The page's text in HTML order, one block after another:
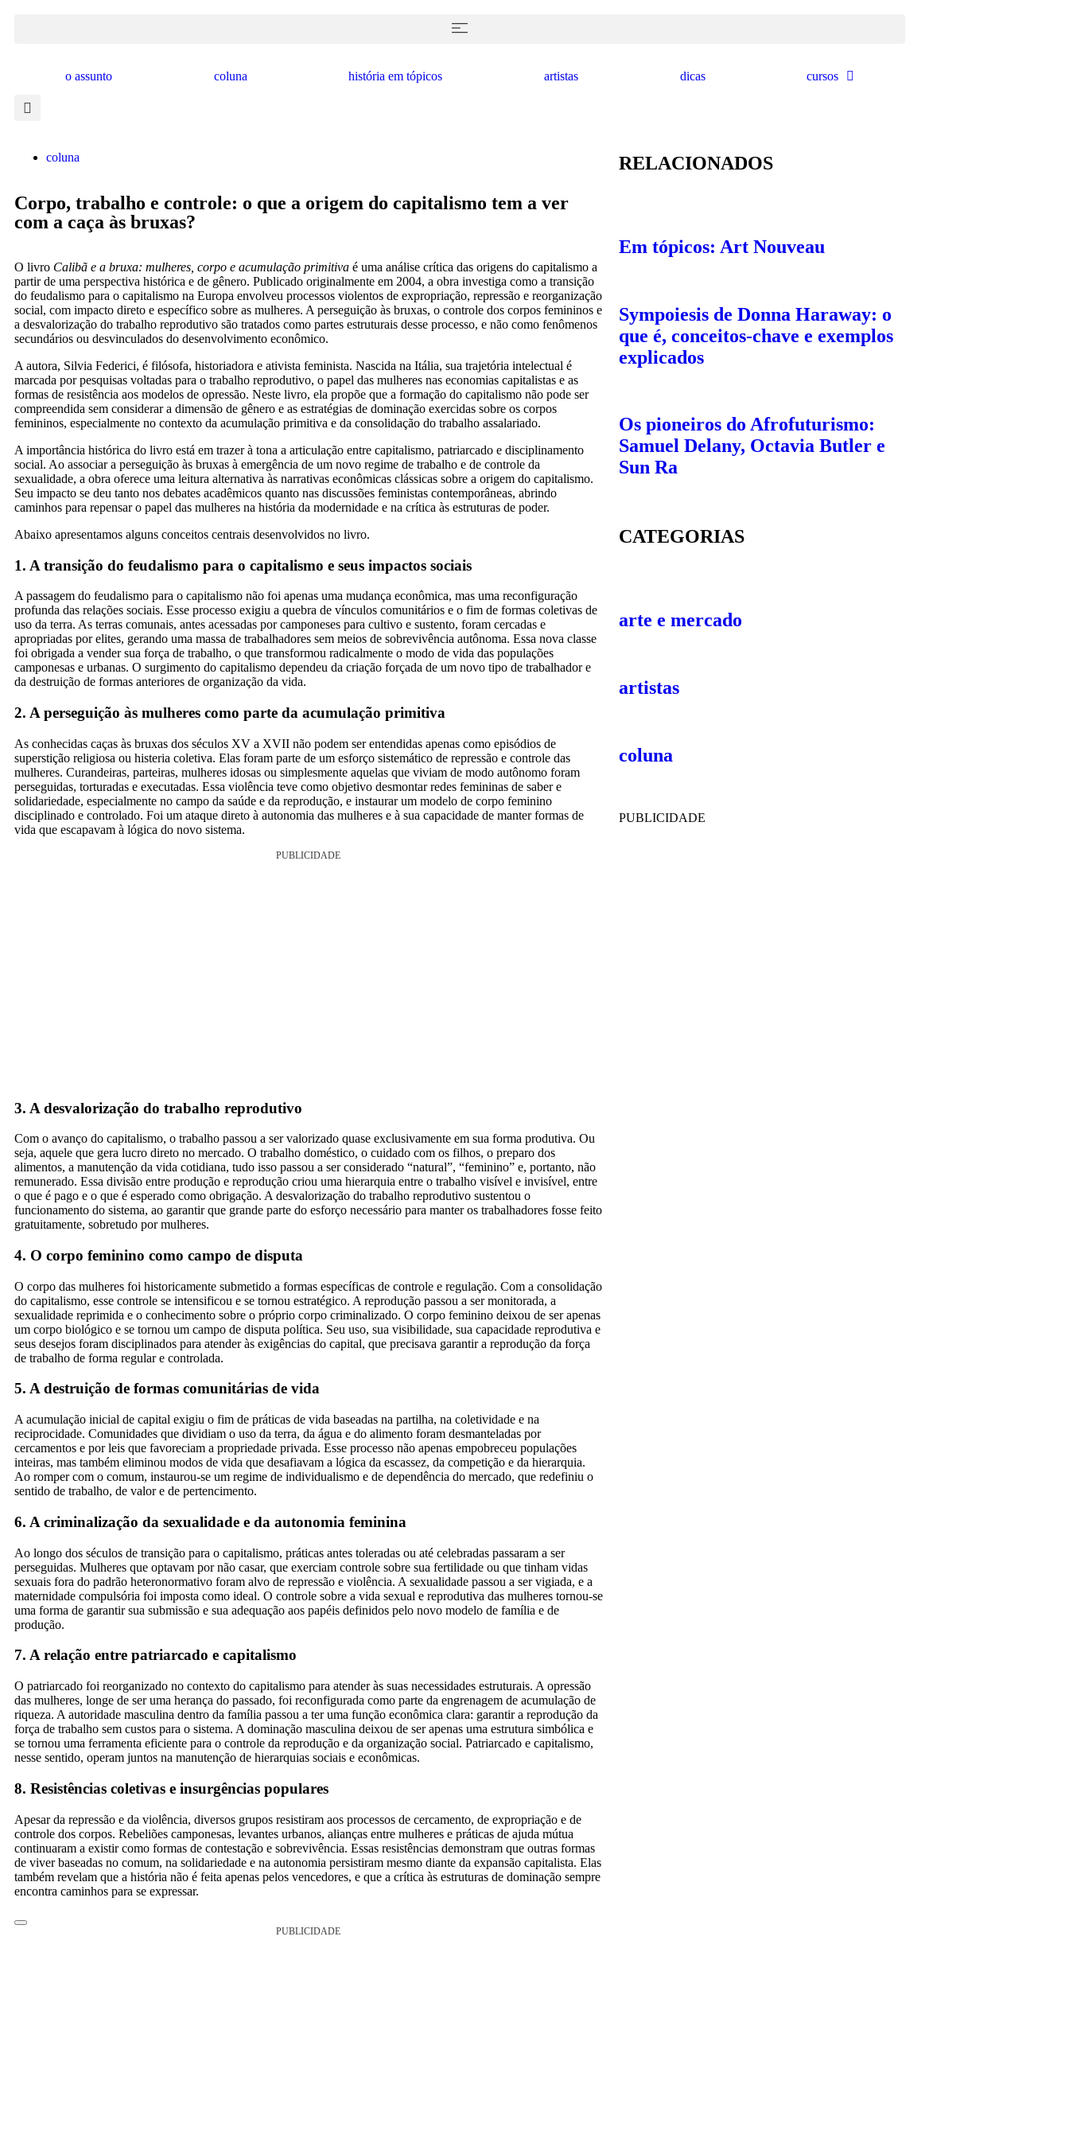
o assunto coluna história em tópicos artistas dicas cursos
coluna
Corpo, trabalho e controle: o que a origem do capitalismo tem a ver
com a caça às bruxas?
O livro Calibã e a bruxa: mulheres, corpo e acumulação primitiva é uma análise crítica das origens do capitalismo a
partir de uma perspectiva histórica e de gênero. Publicado originalmente em 2004, a obra investiga como a transição
do feudalismo para o capitalismo na Europa envolveu processos violentos de expropriação, repressão e reorganização
social, com impacto direto e específico sobre as mulheres. A perseguição às bruxas, o controle dos corpos femininos e
a desvalorização do trabalho reprodutivo são tratados como partes estruturais desse processo, e não como fenômenos
secundários ou desvinculados do desenvolvimento econômico.
A autora, Silvia Federici, é filósofa, historiadora e ativista feminista. Nascida na Itália, sua trajetória intelectual é
marcada por pesquisas voltadas para o trabalho reprodutivo, o papel das mulheres nas economias capitalistas e as
formas de resistência aos modelos de opressão. Neste livro, ela propõe que a formação do capitalismo não pode ser
compreendida sem considerar a dimensão de gênero e as estratégias de dominação exercidas sobre os corpos
femininos, especialmente no contexto da acumulação primitiva e da consolidação do trabalho assalariado.
A importância histórica do livro está em trazer à tona a articulação entre capitalismo, patriarcado e disciplinamento
social. Ao associar a perseguição às bruxas à emergência de um novo regime de trabalho e de controle da
sexualidade, a obra oferece uma leitura alternativa às narrativas econômicas clássicas sobre a origem do capitalismo.
Seu impacto se deu tanto nos debates acadêmicos quanto nas discussões feministas contemporâneas, abrindo
caminhos para repensar o papel das mulheres na história da modernidade e na crítica às estruturas de poder.
Abaixo apresentamos alguns conceitos centrais desenvolvidos no livro.
1. A transição do feudalismo para o capitalismo e seus impactos sociais
A passagem do feudalismo para o capitalismo não foi apenas uma mudança econômica, mas uma reconfiguração
profunda das relações sociais. Esse processo exigiu a quebra de vínculos comunitários e o fim de formas coletivas de
uso da terra. As terras comunais, antes acessadas por camponeses para cultivo e sustento, foram cercadas e
apropriadas por elites, gerando uma massa de trabalhadores sem meios de sobrevivência autônoma. Essa nova classe
foi obrigada a vender sua força de trabalho, o que transformou radicalmente o modo de vida das populações
camponesas e urbanas. O surgimento do capitalismo dependeu da criação forçada de um novo tipo de trabalhador e
da destruição de formas anteriores de organização da vida.
2. A perseguição às mulheres como parte da acumulação primitiva
As conhecidas caças às bruxas dos séculos XV a XVII não podem ser entendidas apenas como episódios de
superstição religiosa ou histeria coletiva. Elas foram parte de um esforço sistemático de repressão e controle das
mulheres. Curandeiras, parteiras, mulheres idosas ou simplesmente aquelas que viviam de modo autônomo foram
perseguidas, torturadas e executadas. Essa violência teve como objetivo desmontar redes femininas de saber e
solidariedade, especialmente no campo da saúde e da reprodução, e instaurar um modelo de corpo feminino
disciplinado e controlado. Foi um ataque direto à autonomia das mulheres e à sua capacidade de manter formas de
vida que escapavam à lógica do novo sistema.
PUBLICIDADE
3. A desvalorização do trabalho reprodutivo
Com o avanço do capitalismo, o trabalho passou a ser valorizado quase exclusivamente em sua forma produtiva. Ou
seja, aquele que gera lucro direto no mercado. O trabalho doméstico, o cuidado com os filhos, o preparo dos
alimentos, a manutenção da vida cotidiana, tudo isso passou a ser considerado “natural”, “feminino” e, portanto, não
remunerado. Essa divisão entre produção e reprodução criou uma hierarquia entre o trabalho visível e invisível, entre
o que é pago e o que é esperado como obrigação. A desvalorização do trabalho reprodutivo sustentou o
funcionamento do sistema, ao garantir que grande parte do esforço necessário para manter os trabalhadores fosse feito
gratuitamente, sobretudo por mulheres.
4. O corpo feminino como campo de disputa
O corpo das mulheres foi historicamente submetido a formas específicas de controle e regulação. Com a consolidação
do capitalismo, esse controle se intensificou e se tornou estratégico. A reprodução passou a ser monitorada, a
sexualidade reprimida e o conhecimento sobre o próprio corpo criminalizado. O corpo feminino deixou de ser apenas
um corpo biológico e se tornou um campo de disputa política. Seu uso, sua visibilidade, sua capacidade reprodutiva e
seus desejos foram disciplinados para atender às exigências do capital, que precisava garantir a reprodução da força
de trabalho de forma regular e controlada.
5. A destruição de formas comunitárias de vida
A acumulação inicial de capital exigiu o fim de práticas de vida baseadas na partilha, na coletividade e na
reciprocidade. Comunidades que dividiam o uso da terra, da água e do alimento foram desmanteladas por
cercamentos e por leis que favoreciam a propriedade privada. Esse processo não apenas empobreceu populações
inteiras, mas também eliminou modos de vida que desafiavam a lógica da escassez, da competição e da hierarquia.
Ao romper com o comum, instaurou-se um regime de individualismo e de dependência do mercado, que redefiniu o
sentido de trabalho, de valor e de pertencimento.
6. A criminalização da sexualidade e da autonomia feminina
Ao longo dos séculos de transição para o capitalismo, práticas antes toleradas ou até celebradas passaram a ser
perseguidas. Mulheres que optavam por não casar, que exerciam controle sobre sua fertilidade ou que tinham vidas
sexuais fora do padrão heteronormativo foram alvo de repressão e violência. A sexualidade passou a ser vigiada, e a
maternidade compulsória foi imposta como ideal. O controle sobre a vida sexual e reprodutiva das mulheres tornou-se
uma forma de garantir sua submissão e sua adequação aos papéis definidos pelo novo modelo de família e de
produção.
7. A relação entre patriarcado e capitalismo
O patriarcado foi reorganizado no contexto do capitalismo para atender às suas necessidades estruturais. A opressão
das mulheres, longe de ser uma herança do passado, foi reconfigurada como parte da engrenagem de acumulação de
riqueza. A autoridade masculina dentro da família passou a ter uma função econômica clara: garantir a reprodução da
força de trabalho sem custos para o sistema. A dominação masculina deixou de ser apenas uma estrutura simbólica e
se tornou uma ferramenta eficiente para o controle da reprodução e da organização social. Patriarcado e capitalismo,
nesse sentido, operam juntos na manutenção de hierarquias sociais e econômicas.
8. Resistências coletivas e insurgências populares
Apesar da repressão e da violência, diversos grupos resistiram aos processos de cercamento, de expropriação e de
controle dos corpos. Rebeliões camponesas, levantes urbanos, alianças entre mulheres e práticas de ajuda mútua
continuaram a existir como formas de contestação e sobrevivência. Essas resistências demonstram que outras formas
de viver baseadas no comum, na solidariedade e na autonomia persistiram mesmo diante da expansão capitalista. Elas
também revelam que a história não é feita apenas pelos vencedores, e que a crítica às estruturas de dominação sempre
encontra caminhos para se expressar.
PUBLICIDADE
RELACIONADOS
Em tópicos: Art Nouveau
Sympoiesis de Donna Haraway: o
que é, conceitos-chave e exemplos
explicados
Os pioneiros do Afrofuturismo:
Samuel Delany, Octavia Butler e
Sun Ra
CATEGORIAS
arte e mercado
artistas
coluna
PUBLICIDADE